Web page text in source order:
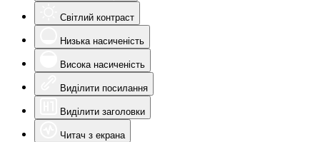
Світлий контраст
Низька насиченість
Висока насиченість
Виділити посилання
Виділити заголовки
Читач з екрана